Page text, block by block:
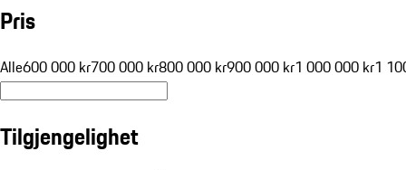
Pris
Alle600 000 kr700 000 kr800 000 kr900 000 kr1 000 000 kr1
Tilgjengelighet